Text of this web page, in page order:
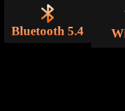
Bluetooth 5.4